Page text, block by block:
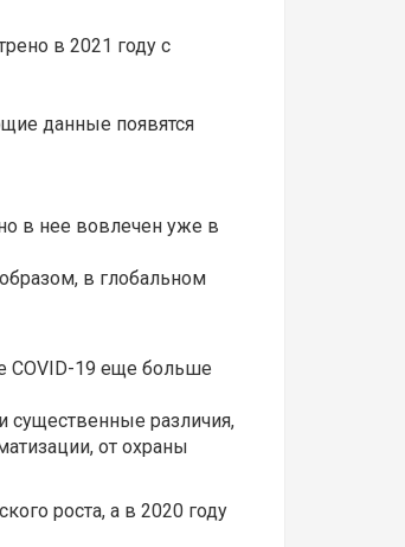
в 2021 году с
данные появятся
в нее вовлечен уже в
в глобальном
COVID-19 еще больше
существенные различия,
от охраны
роста, а в 2020 году